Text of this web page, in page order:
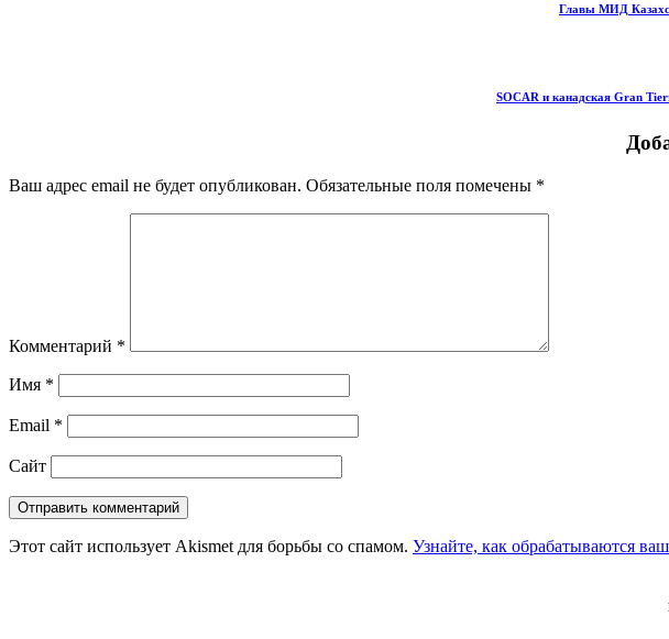
Главы МИД
SOCAR и канадская Gran
Ваш адрес email не будет опубликован. Обязательные поля помечены *
Комментарий *
Имя *
Email *
Сайт
Этот сайт использует Akismet для борьбы со спамом. Узнайте, как обрабатываются